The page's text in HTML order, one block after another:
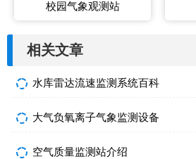
校园气象观测站
相关文章
水库雷达流速监测系统百科
大气负氧离子气象监测设备
空气质量监测站介绍